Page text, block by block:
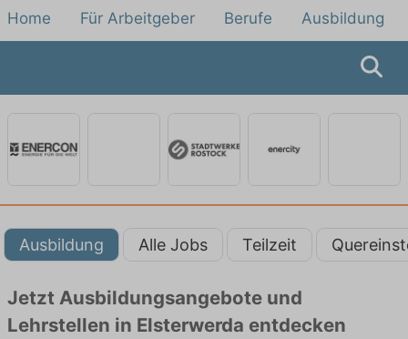
Home Für Arbeitgeber Berufe Ausbildung
Ausbildung Alle Jobs Teilzeit
Jetzt Ausbildungsangebote und
Lehrstellen in Elsterwerda entdecken